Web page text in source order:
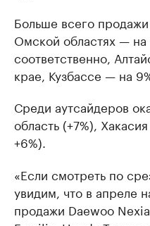
Больше всего
Омской областях — на
соответственно,
крае, Кузбассе — на
Среди аутсайдеров
область (+7%),
+6%).
«Если смотреть по
увидим, что в апреле
продажи Daewoo